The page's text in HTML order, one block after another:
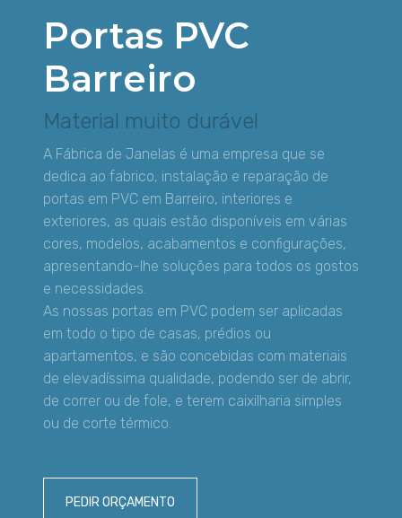
Portas PVC
Barreiro
Material muito durável
A Fábrica de Janelas é uma empresa que se
dedica ao fabrico, instalação e reparação de
portas em PVC em Barreiro, interiores e
exteriores, as quais estão disponíveis em várias
cores, modelos, acabamentos e configurações,
apresentando-lhe soluções para todos os gostos
e necessidades.
As nossas portas em PVC podem ser aplicadas
em todo o tipo de casas, prédios ou
apartamentos, e são concebidas com materiais
de elevadíssima qualidade, podendo ser de abrir,
de correr ou de fole, e terem caixilharia simples
ou de corte térmico.
PEDIR ORÇAMENTO